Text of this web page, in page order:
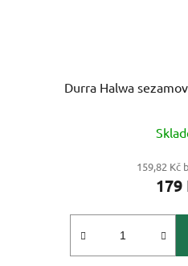
Durra Halwa
159,82 Kč
179